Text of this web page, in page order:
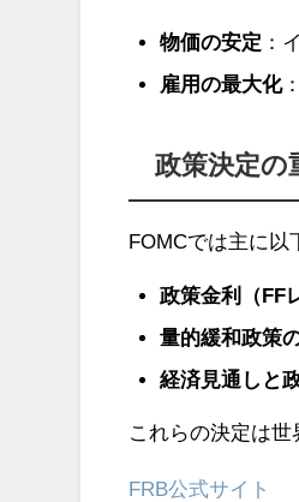
物価の安定 ：
雇用の最大化
政策決定の
FOMCでは主に以
政策金利（FF
量的緩和政策
経済見通しと
これらの決定は
FRB公式サイト